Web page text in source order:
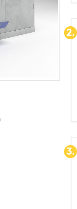
2.
3.